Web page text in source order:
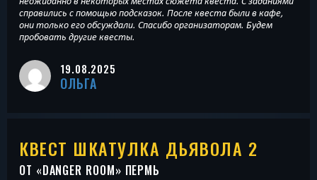
справились с помощью подсказок. После квеста были в кафе,
они только его обсуждали. Спасибо организаторам. Будем
пробовать другие квесты.
19.08.2025
ОЛЬГА
КВЕСТ ШКАТУЛКА ДЬЯВОЛА 2
ОТ «DANGER ROOM» ПЕРМЬ